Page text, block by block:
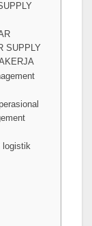
SUPPLY
logistik